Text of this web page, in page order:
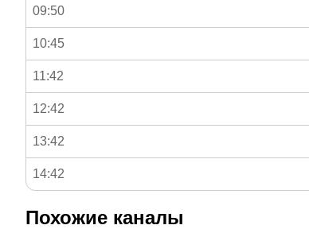
09:50
10:45
11:42
12:42
13:42
14:42
Похожие каналы